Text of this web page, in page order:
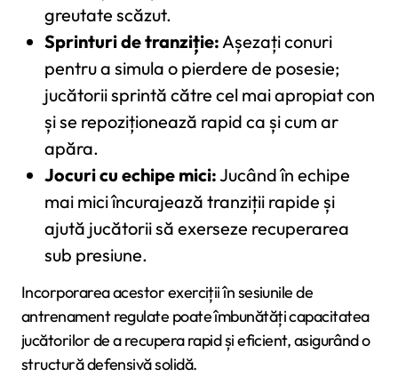
greutate scăzut.
Sprinturi de tranziție:Așezați conuri
pentru a simula o pierdere de posesie;
jucătorii sprintă către cel mai apropiat con
și se repoziționează rapid ca și cum ar
apăra.
Jocuri cu echipe mici:Jucând în echipe
mai mici încurajează tranziții rapide și
ajută jucătorii să exerseze recuperarea
sub presiune.
Incorporarea acestor exerciții în sesiunile de
antrenament regulate poate îmbunătăți capacitatea
jucătorilor de a recupera rapid și eficient, asigurând o
structură defensivă solidă.